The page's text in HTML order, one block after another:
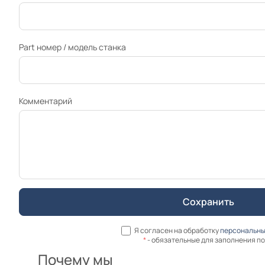
Part номер / модель станка
Комментарий
Я согласен на обработку
*- обязательные для заполнения
Почему мы